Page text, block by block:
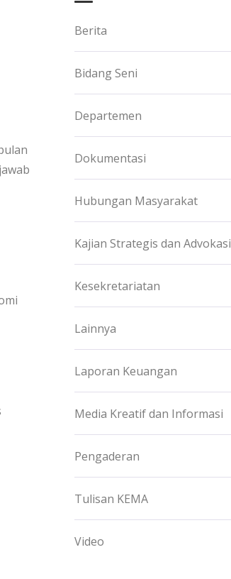
Berita
Bidang Seni
Departemen
Dokumentasi
Hubungan Masyarakat
Kajian Strategis dan Advokasi
Kesekretariatan
Lainnya
Laporan Keuangan
Media Kreatif dan Informasi
Pengaderan
Tulisan KEMA
Video